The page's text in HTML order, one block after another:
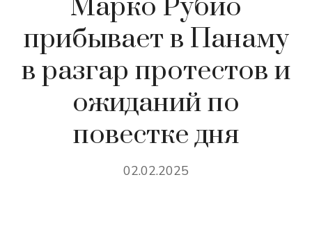
Марко Рубио
прибывает в Панаму
в разгар протестов и
ожиданий по
повестке дня
02.02.2025